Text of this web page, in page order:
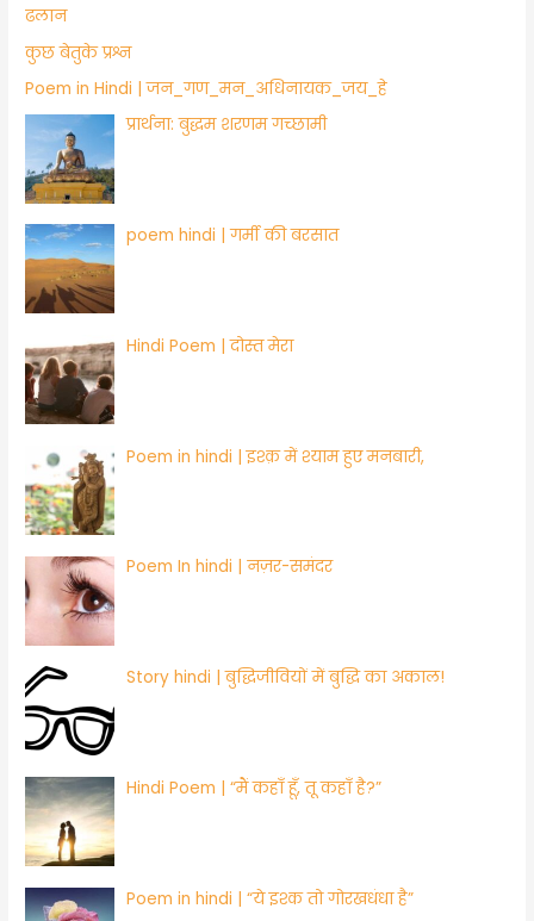
ढलान
कुछ बेतुके प्रश्न
Poem in Hindi | जन_गण_मन_अधिनायक_जय_हे
प्रार्थना: बुद्धम शरणम गच्छामी
poem hindi | गर्मी की बरसात
Hindi Poem | ​दोस्त मेरा
Poem in hindi | ​इश्क़ में श्याम हुए मनबारी,
Poem In hindi | नज़र-समंदर
Story hindi | बुद्धिजीवियों में बुद्धि का अकाल!
Hindi Poem | “मैं कहाँ हूँ, तू कहाँ है?”
Poem in hindi | “ये इश्क तो गोरखधंधा है”